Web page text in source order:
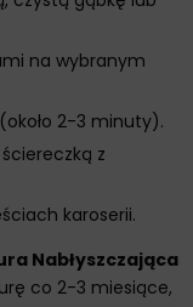
na wybranym
2-3 minuty).
z
karoserii.
Nabłyszczająca
co 2-3 miesiące,